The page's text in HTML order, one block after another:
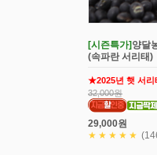
[시즌특가] 양달
(속파란 서리태)
★2025년 햇 서리
32,000원
29,000원
★★★★★